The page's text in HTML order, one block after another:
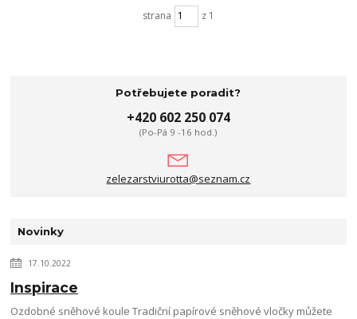
strana z 1
Potřebujete poradit?
+420 602 250 074
(Po-Pá 9 -16 hod.)
zelezarstviurotta@seznam.cz
Novinky
17.10.2022
Inspirace
Ozdobné sněhové koule Tradiční papírové sněhové vločky můžete